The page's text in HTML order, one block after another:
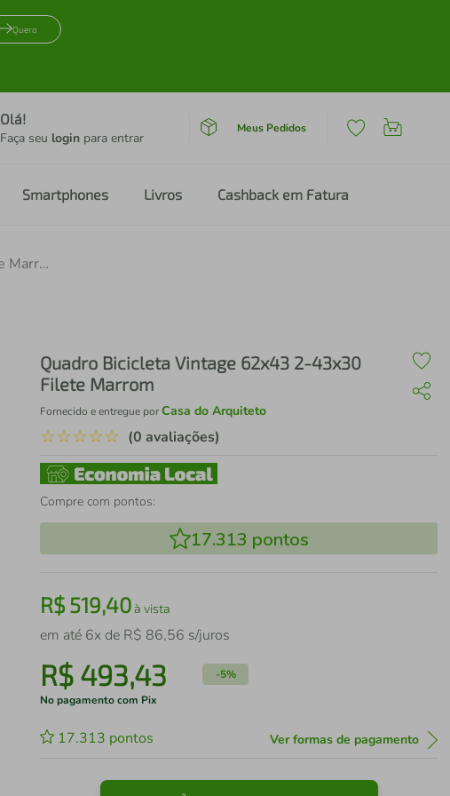
Quero
Olá!
Faça seu login para entrar
Meus Pedidos
Smartphones Livros Cashback em Fatura
Quadro Bicicleta Vintage 62x43 2-43x30 Filete Marrom
Quadro Bicicleta Vintage 62x43 2-43x30
Filete Marrom
Fornecido e entregue porCasa do Arquiteto
☆☆☆☆☆ (0 avaliações)
Compre com pontos:
17.313 pontos
R$519,40à vista
em até 6x de R$ 86,56 s/juros
R$ 493,43 -5%
No pagamento com Pix
17.313 pontos Ver formas de pagamento